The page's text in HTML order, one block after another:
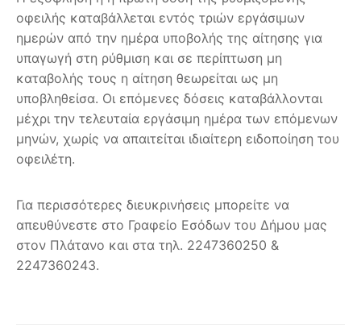
οφειλής καταβάλλεται εντός τριών εργάσιμων
ημερών από την ημέρα υποβολής της αίτησης για
υπαγωγή στη ρύθμιση και σε περίπτωση μη
καταβολής τους η αίτηση θεωρείται ως μη
υποβληθείσα. Οι επόμενες δόσεις καταβάλλονται
μέχρι την τελευταία εργάσιμη ημέρα των επόμενων
μηνών, χωρίς να απαιτείται ιδιαίτερη ειδοποίηση του
οφειλέτη.
Για περισσότερες διευκρινήσεις μπορείτε να
απευθύνεστε στο Γραφείο Εσόδων του Δήμου μας
στον Πλάτανο και στα τηλ. 2247360250 &
2247360243.